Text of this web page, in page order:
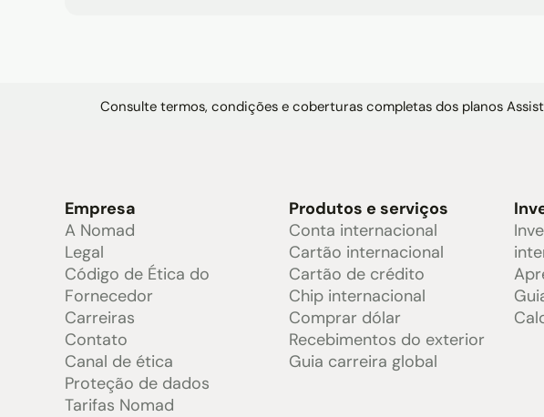
Consulte termos, condições e coberturas completas dos planos
Empresa
A Nomad
Legal
Código de Ética do
Fornecedor
Carreiras
Contato
Canal de ética
Proteção de dados
Tarifas Nomad
Produtos e serviços
Conta internacional
Cartão internacional
Cartão de crédito
Chip internacional
Comprar dólar
Recebimentos do exterior
Guia carreira global